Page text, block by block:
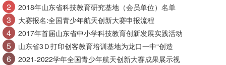
2 2018年山东省科技教育研究基地（会员单位）名单
3 大赛报名:全国青少年航天创新大赛申报流程
4 2017年首届山东省中小学科技教育创新发展实践活动
5 山东省3Ｄ打印创客教育培训基地为龙口一中“创造
6 2021-2022学年全国青少年航天创新大赛成果展示视